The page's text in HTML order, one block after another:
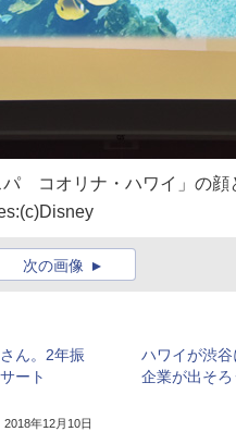
パ コオリナ・ハワイ」の顔
次の画像
ん。2年振
ート
2018年12月10日
ハワイが渋
企業が出そろ